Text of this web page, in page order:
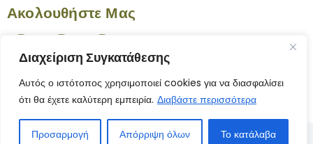
Διαχείριση Συγκατάθεσης
Αυτός ο ιστότοπος χρησιμοποιεί cookies για να διασφαλίσει
ότι θα έχετε καλύτερη εμπειρία. Διαβάστε περισσότερα
Προσαρμογή Απόρριψη όλων Το κατάλαβα
Ακολουθήστε Μας